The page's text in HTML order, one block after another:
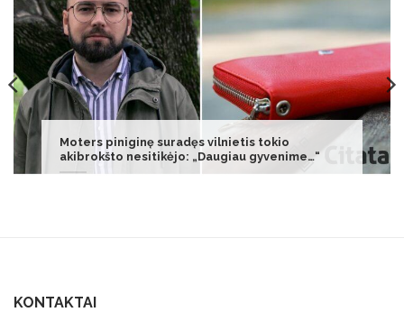
Vidutinis atlyginimas „į rankas“ pernai pasiekė
1 365 eurus
KONTAKTAI